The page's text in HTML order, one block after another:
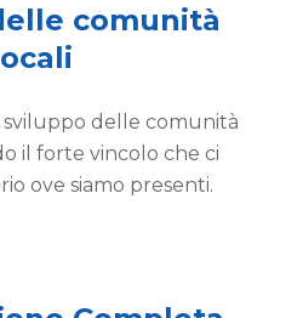
comunità
delle comunità
il forte vincolo che ci
ove siamo presenti.